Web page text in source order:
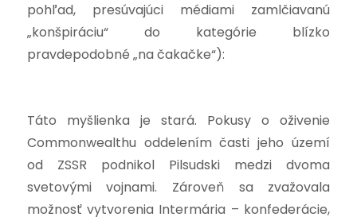
pohľad, presúvajúci médiami zamlčiavanú
„konšpiráciu“ do kategórie blízko
pravdepodobné „na čakačke“):
Táto myšlienka je stará. Pokusy o oživenie
Commonwealthu oddelením časti jeho území
od ZSSR podnikol Pilsudski medzi dvoma
svetovými vojnami. Zároveň sa zvažovala
možnosť vytvorenia Intermária – konfederácie,